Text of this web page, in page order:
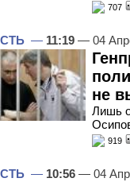
707
— 11:19 — 04
не
Лишь
919
— 10:56 — 04